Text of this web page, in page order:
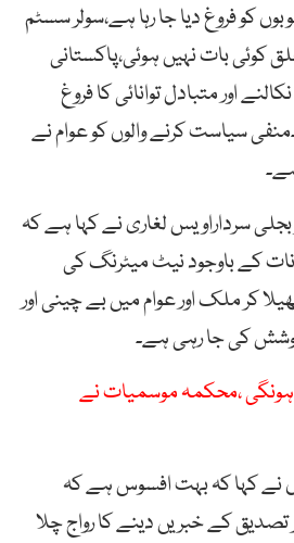
کو فروغ دیا جا رہا ہے،سولر سسٹم
کوئی بات نہیں ہوئی،پاکستانی
اور متبادل توانائی کا فروغ
سیاست کرنے والوں کو عوام نے
سرداراویس لغاری نے کہا ہے کہ
کے باوجود نیٹ میٹرنگ کی
کر ملک اور عوام میں بے چینی اور
کی جا رہی ہے۔
،محکمہ موسمیات نے
نے کہا کہ بہت افسوس ہے کہ
کے خبریں دینے کا رواج چلا